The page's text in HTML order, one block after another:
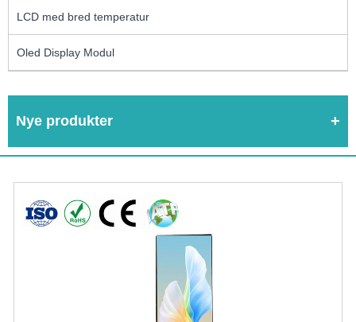
LCD med bred temperatur
Oled Display Modul
Nye produkter